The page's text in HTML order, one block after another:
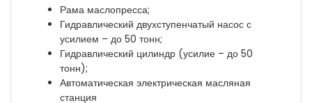
Рама маслопресса;
Гидравлический двухступенчатый насос с
усилием – до 50 тонн;
Гидравлический цилиндр (усилие – до 50
тонн);
Автоматическая электрическая масляная
станция